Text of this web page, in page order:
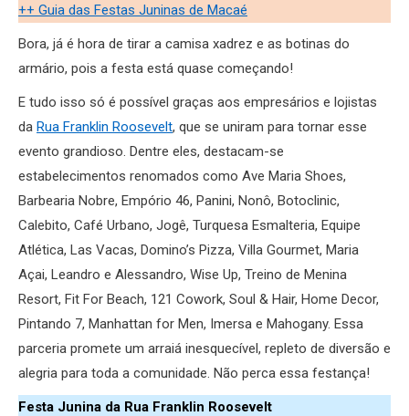
++ Guia das Festas Juninas de Macaé
Bora, já é hora de tirar a camisa xadrez e as botinas do
armário, pois a festa está quase começando!
E tudo isso só é possível graças aos empresários e lojistas
da Rua Franklin Roosevelt, que se uniram para tornar esse
evento grandioso. Dentre eles, destacam-se
estabelecimentos renomados como Ave Maria Shoes,
Barbearia Nobre, Empório 46, Panini, Nonô, Botoclinic,
Calebito, Café Urbano, Jogê, Turquesa Esmalteria, Equipe
Atlética, Las Vacas, Domino’s Pizza, Villa Gourmet, Maria
Açai, Leandro e Alessandro, Wise Up, Treino de Menina
Resort, Fit For Beach, 121 Cowork, Soul & Hair, Home Decor,
Pintando 7, Manhattan for Men, Imersa e Mahogany. Essa
parceria promete um arraiá inesquecível, repleto de diversão e
alegria para toda a comunidade. Não perca essa festança!
Festa Junina da Rua Franklin Roosevelt